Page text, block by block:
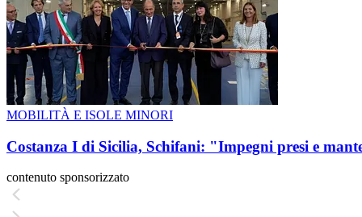
MOBILITÀ E ISOLE MINORI
Costanza I di Sicilia, Schifani: "Impegni presi e
contenuto sponsorizzato